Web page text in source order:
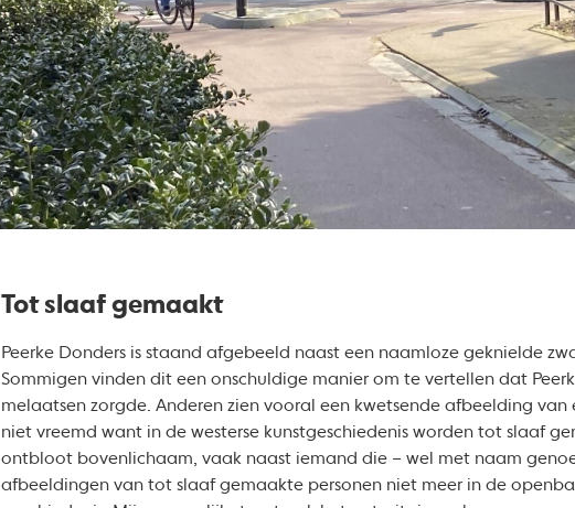
Tot slaaf gemaakt
Peerke Donders is staand afgebeeld naast een naamloze geknielde
Sommigen vinden dit een onschuldige manier om te vertellen dat
melaatsen zorgde. Anderen zien vooral een kwetsende afbeelding
niet vreemd want in de westerse kunstgeschiedenis worden tot slaaf
ontbloot bovenlichaam, vaak naast iemand die – wel met naam
afbeeldingen van tot slaaf gemaakte personen niet meer in de